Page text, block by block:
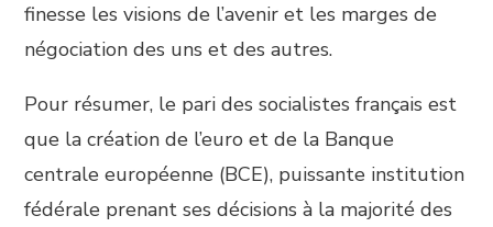
finesse les visions de l’avenir et les marges de
négociation des uns et des autres.
Pour résumer, le pari des socialistes français est
que la création de l’euro et de la Banque
centrale européenne (BCE), puissante institution
fédérale prenant ses décisions à la majorité des